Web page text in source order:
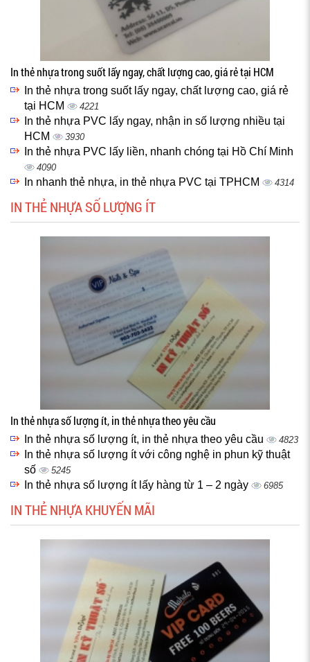
In thẻ nhựa trong suốt lấy ngay, chất lượng cao, giá rẻ tại HCM
In thẻ nhựa trong suốt lấy ngay, chất lượng cao, giá rẻ
tại HCM
4221
In thẻ nhựa PVC lấy ngay, nhận in số lượng nhiều tại
HCM
3930
In thẻ nhựa PVC lấy liền, nhanh chóng tại Hồ Chí Minh
4090
In nhanh thẻ nhựa, in thẻ nhựa PVC tại TPHCM 4314
IN THẺ NHỰA SỐ LƯỢNG ÍT
In thẻ nhựa số lượng ít, in thẻ nhựa theo yêu cầu
In thẻ nhựa số lượng ít, in thẻ nhựa theo yêu cầu 4823
In thẻ nhựa số lượng ít với công nghệ in phun kỹ thuật
số
5245
In thẻ nhựa số lượng ít lấy hàng từ 1 – 2 ngày 6985
IN THẺ NHỰA KHUYẾN MÃI